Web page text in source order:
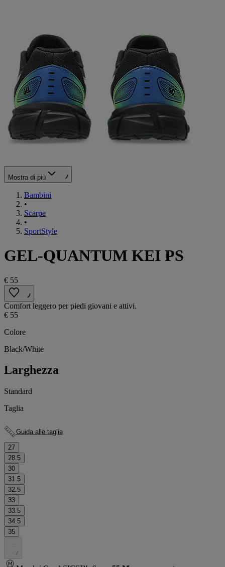
Mostra di più
Bambini
•
Scarpe
•
SportStyle
GEL-QUANTUM KEI PS
€ 55
Comfort leggero per piedi giovani e attivi.
€ 55
Colore
Black/White
Larghezza
Standard
Taglia
Guida alle taglie
27
28.5
30
31.5
32.5
33
33.5
34.5
35